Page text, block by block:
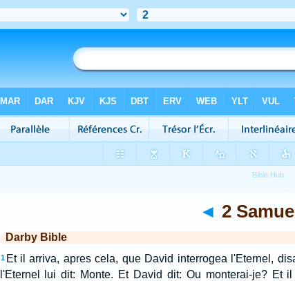
◄ 2
Darby Bible
1 Et il arriva, apres cela, que David interrogea l'Eternel,
l'Eternel lui dit: Monte. Et David dit: Ou monterai-je? Et